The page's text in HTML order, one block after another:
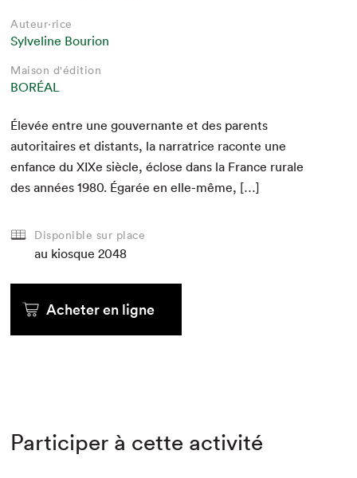
Auteur·rice
Sylveline Bourion
Maison d'édition
BORÉAL
Élevée entre une gou­ver­nante et des par­ents
autori­taires et dis­tants, la nar­ra­trice racon­te une
enfance du XIXe siè­cle, éclose dans la France rurale
des années1980. Égarée en elle-même, […]
Disponible sur place
au kiosque 2048
Acheter en ligne
Participer à cette activité